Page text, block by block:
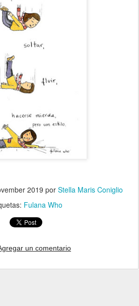
2019 por Stella Maris Coniglio
Fulana Who
un comentario